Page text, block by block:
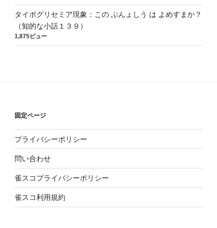
タイポグリセミア現象：この ぶんょしう は よめすまか？
（知的な小話１３９）
1,875ビュー
固定ページ
プライバシーポリシー
問い合わせ
雀スコプライバシーポリシー
雀スコ利用規約